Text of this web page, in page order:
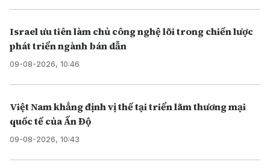
Israel ưu tiên làm chủ công nghệ lõi trong chiến lược
phát triển ngành bán dẫn
09-08-2026, 10:46
Việt Nam khẳng định vị thế tại triển lãm thương mại
quốc tế của Ấn Độ
09-08-2026, 10:43